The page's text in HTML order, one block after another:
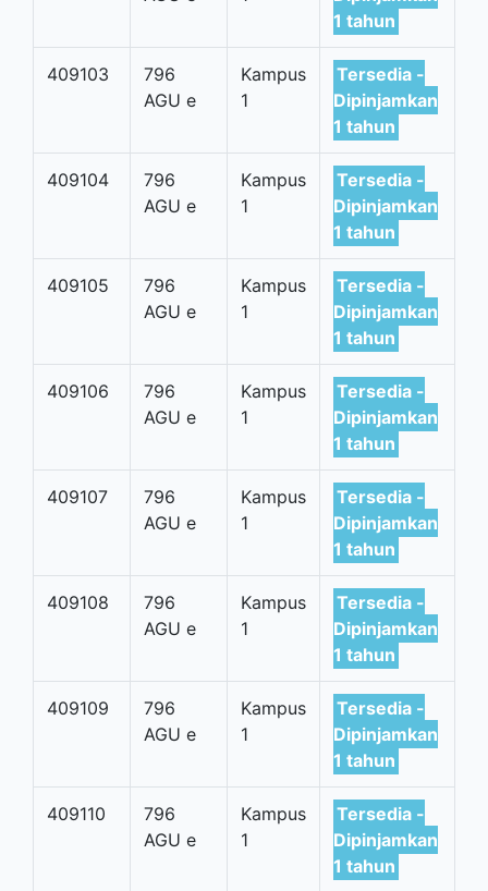
1 tahun
409103
796
AGU e
Kampus
1
Tersedia -
Dipinjamkan
1 tahun
409104
796
AGU e
Kampus
1
Tersedia -
Dipinjamkan
1 tahun
409105
796
AGU e
Kampus
1
Tersedia -
Dipinjamkan
1 tahun
409106
796
AGU e
Kampus
1
Tersedia -
Dipinjamkan
1 tahun
409107
796
AGU e
Kampus
1
Tersedia -
Dipinjamkan
1 tahun
409108
796
AGU e
Kampus
1
Tersedia -
Dipinjamkan
1 tahun
409109
796
AGU e
Kampus
1
Tersedia -
Dipinjamkan
1 tahun
409110
796
AGU e
Kampus
1
Tersedia -
Dipinjamkan
1 tahun